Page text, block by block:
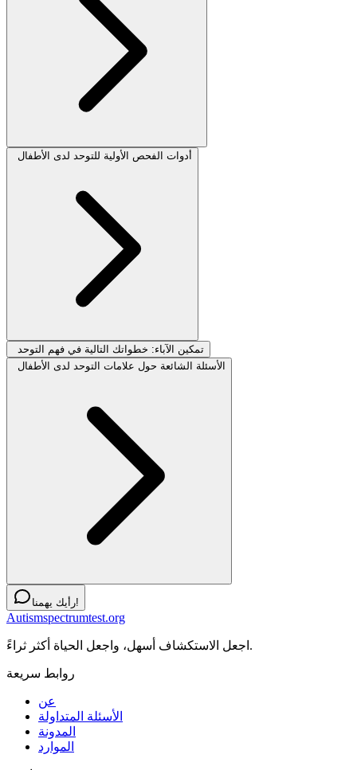
أدوات الفحص الأولية للتوحد لدى الأطفال
تمكين الآباء: خطواتك التالية في فهم التوحد
الأسئلة الشائعة حول علامات التوحد لدى الأطفال
رأيك يهمنا!
Autismspectrumtest.org
اجعل الاستكشاف أسهل، واجعل الحياة أكثر ثراءً.
روابط سريعة
عن
الأسئلة المتداولة
المدونة
الموارد